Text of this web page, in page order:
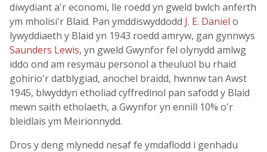
diwydiant a'r economi, lle roedd yn gweld bwlch anferth
ym mholisi'r Blaid. Pan ymddiswyddodd J. E. Daniel o
lywyddiaeth y Blaid yn 1943 roedd amryw, gan gynnwys
Saunders Lewis, yn gweld Gwynfor fel olynydd amlwg
iddo ond am resymau personol a theuluol bu rhaid
gohirio'r datblygiad, anochel braidd, hwnnw tan Awst
1945, blwyddyn etholiad cyffredinol pan safodd y Blaid
mewn saith etholaeth, a Gwynfor yn ennill 10% o'r
bleidlais ym Meirionnydd.
Dros y deng mlynedd nesaf fe ymdaflodd i genhadu